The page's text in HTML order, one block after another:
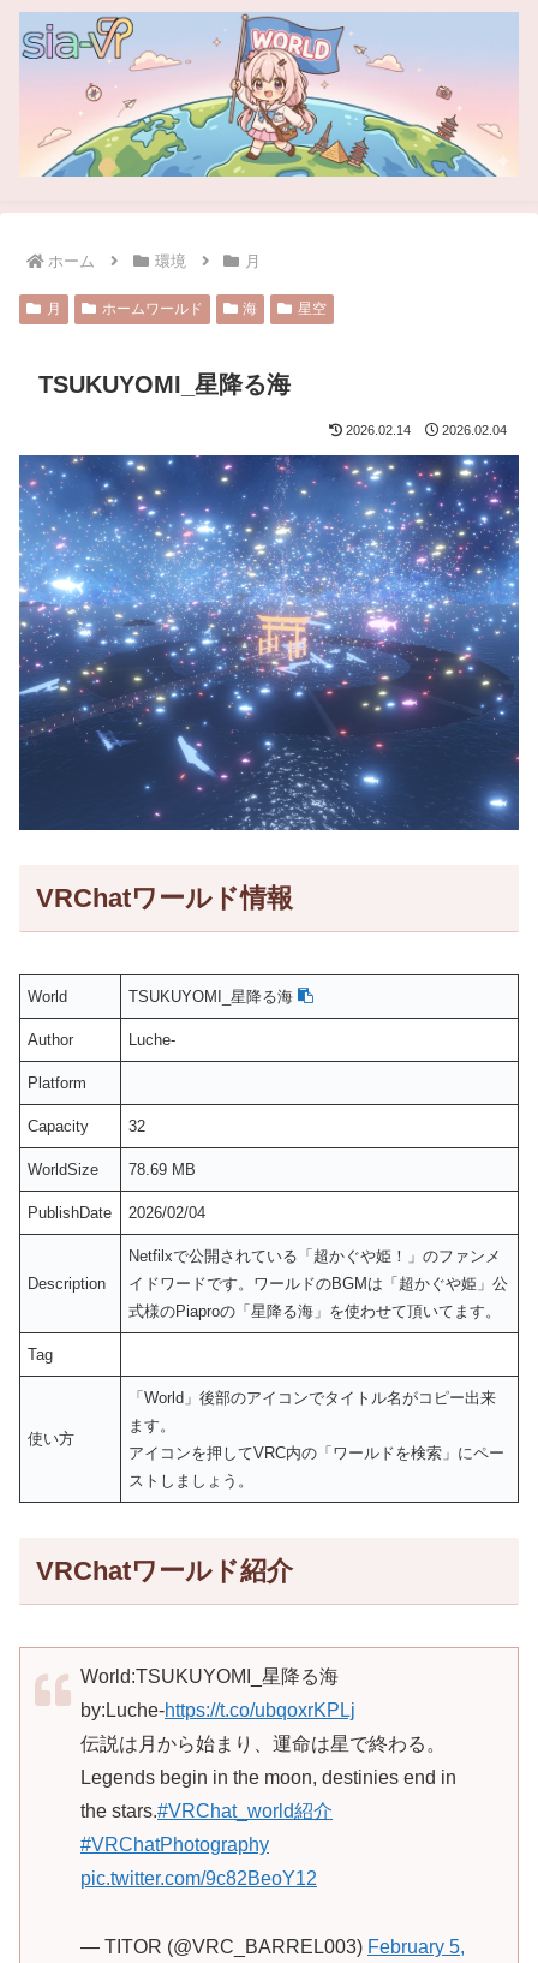
ホーム 環境 月
月 ホームワールド 海 星空
TSUKUYOMI_星降る海
2026.02.14 2026.02.04
VRChatワールド情報
World TSUKUYOMI_星降る海
Author Luche-
Platform
Capacity 32
WorldSize 78.69 MB
PublishDate 2026/02/04
Description
Netfilxで公開されている「超かぐや姫！」のファンメ
イドワードです。ワールドのBGMは「超かぐや姫」公
式様のPiaproの「星降る海」を使わせて頂いてます。
Tag
使い方
「World」後部のアイコンでタイトル名がコピー出来
ます。
アイコンを押してVRC内の「ワールドを検索」にペー
ストしましょう。
VRChatワールド紹介
World:TSUKUYOMI_星降る海
by:Luche-https://t.co/ubqoxrKPLj
伝説は月から始まり、運命は星で終わる。
Legends begin in the moon, destinies end in
the stars.#VRChat_world紹介
#VRChatPhotography
pic.twitter.com/9c82BeoY12
— TITOR (@VRC_BARREL003) February 5,